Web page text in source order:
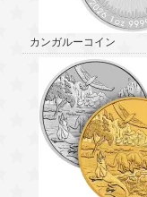
カンガルーコイン